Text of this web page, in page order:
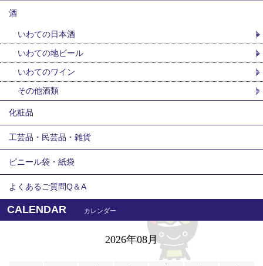
酒
いわての日本酒
いわての地ビール
いわてのワイン
その他酒類
化粧品
工芸品・民芸品・雑貨
ビニール袋・紙袋
よくあるご質問Q＆A
CALENDAR カレンダー
2026年08月